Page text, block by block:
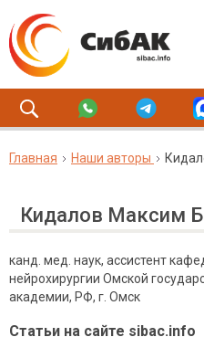
Главная Наши авторы
Кидалов Максим
канд. мед. наук, ассистент
нейрохирургии Омской
академии, РФ, г. Омск
Статьи на сайте sibac.info